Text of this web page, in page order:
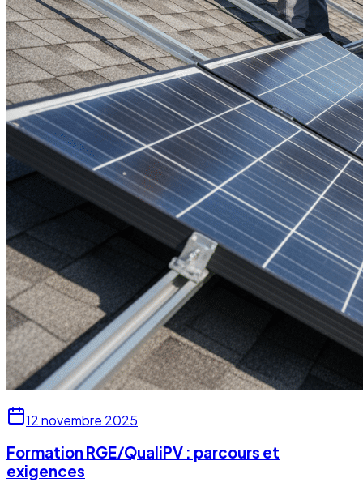
12 novembre 2025
Formation RGE/QualiPV : parcours et
exigences